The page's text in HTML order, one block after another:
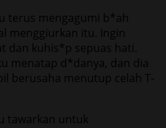
terus mengagumi b*ah
menggiurkan itu. Ingin
dan kuhis*p sepuas hati.
menatap d*danya, dan dia
berusaha menutup celah T-
tawarkan untuk